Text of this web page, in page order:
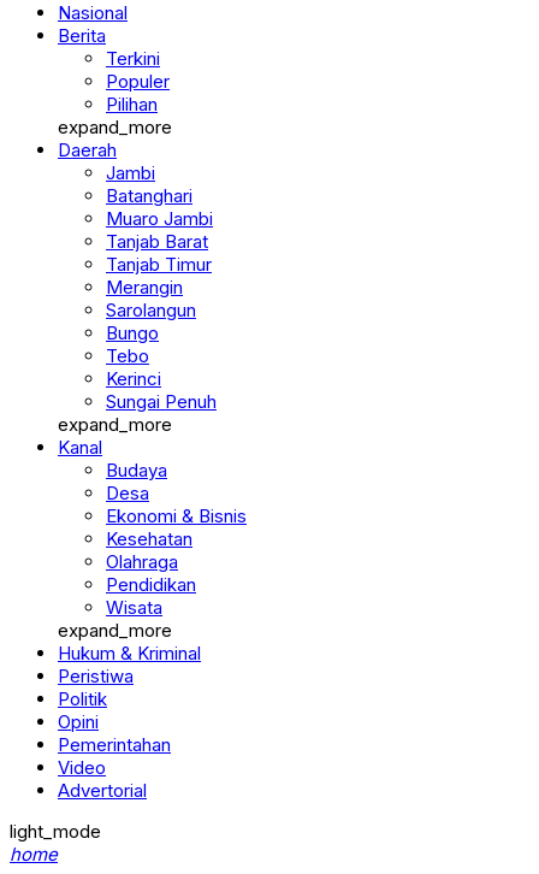
Nasional
Berita
Terkini
Populer
Pilihan
expand_more
Daerah
Jambi
Batanghari
Muaro Jambi
Tanjab Barat
Tanjab Timur
Merangin
Sarolangun
Bungo
Tebo
Kerinci
Sungai Penuh
expand_more
Kanal
Budaya
Desa
Ekonomi & Bisnis
Kesehatan
Olahraga
Pendidikan
Wisata
expand_more
Hukum & Kriminal
Peristiwa
Politik
Opini
Pemerintahan
Video
Advertorial
light_mode
home